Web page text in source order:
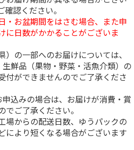
うど
本場さぬきカレーう
3,000円
(送料・税込)
稲庭手延う
3,300円
(送料・税込)
認ください。
お盆期間をはさむ場合、また申
に日数がかかることがございま
の一部へのお届けについては、
鮮品（果物・野菜・活魚介類）の
付ができませんのでご了承くださ
込みの場合は、お届けが消費・賞
ご了承ください。
からの配送日数、ゆうパックの
により短くなる場合がございます